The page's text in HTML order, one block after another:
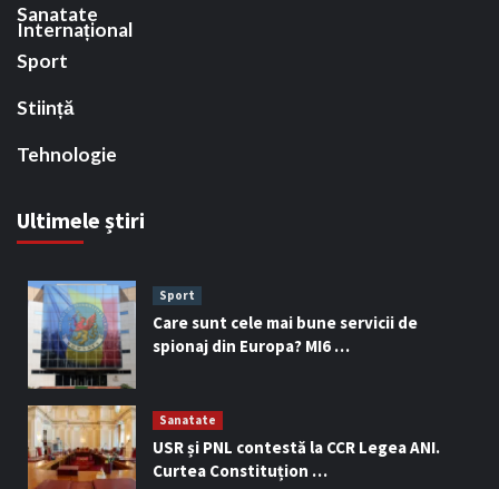
Internațional
Sanatate
Sport
Stiință
Tehnologie
Ultimele știri
Sport
Care sunt cele mai bune servicii de
spionaj din Europa? MI6 …
Sanatate
USR și PNL contestă la CCR Legea ANI.
Curtea Constituțion …